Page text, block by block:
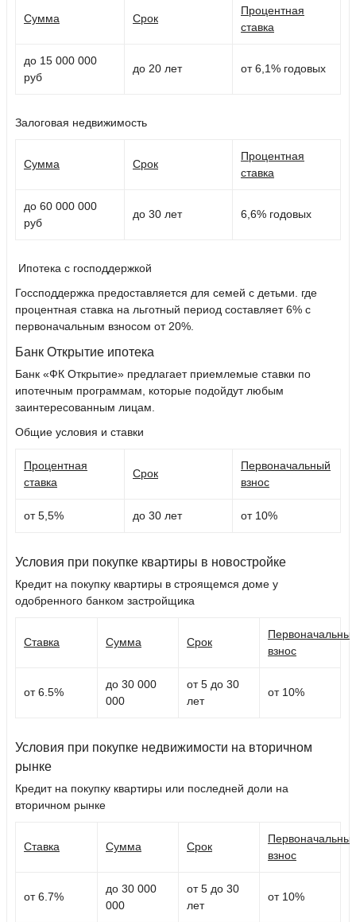
Сумма Срок
Процентная
ставка
до 15 000 000
руб
до 20 лет от 6,1% годовых
Залоговая недвижимость
Сумма Срок
Процентная
ставка
до 60 000 000
руб
до 30 лет 6,6% годовых
Ипотека с господдержкой
Госсподдержка предоставляется для семей с детьми. где
процентная ставка на льготный период составляет 6% с
первоначальным взносом от 20%.
Банк Открытие ипотека
Банк «ФК Открытие» предлагает приемлемые ставки по
ипотечным программам, которые подойдут любым
заинтересованным лицам.
Общие условия и ставки
Процентная
ставка
Срок
Первоначальный
взнос
от 5,5% до 30 лет от 10%
Условия при покупке квартиры в новостройке
Кредит на покупку квартиры в строящемся доме у
одобренного банком застройщика
Ставка Сумма Срок
взнос
от 6.5%
до 30 000
000
от 5 до 30
лет
от 10%
Условия при покупке недвижимости на вторичном
рынке
Кредит на покупку квартиры или последней доли на
вторичном рынке
Ставка Сумма Срок
взнос
от 6.7%
до 30 000
000
от 5 до 30
лет
от 10%